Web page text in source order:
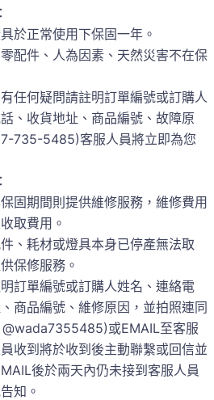
於正常使用下保固一年。
配件、人為因素、天然災害不在保
任何疑問請註明訂單編號或訂購人
、收貨地址、商品編號、故障原
735-5485)客服人員將立即為您
固期間則提供維修服務，維修費用
取費用。
、耗材或燈具本身已停產無法取
保修服務。
訂單編號或訂購人姓名、連絡電
商品編號、維修原因，並拍照連同
@wada7355485)或EMAIL至客服
收到將於收到後主動聯繫或回信並
後於兩天內仍未接到客服人員
知。